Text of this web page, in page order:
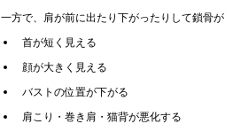
一方で、肩が前に出たり下がったりして鎖骨
首が短く見える
顔が大きく見える
バストの位置が下がる
肩こり・巻き肩・猫背が悪化する